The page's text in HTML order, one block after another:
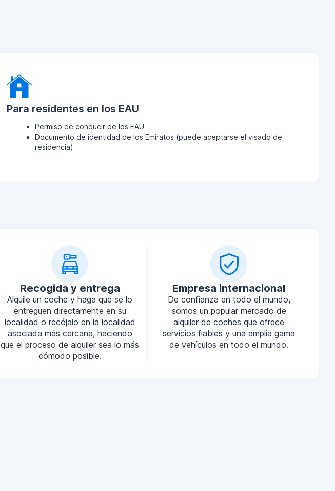
Para residentes en los EAU
Permiso de conducir de los EAU
Documento de identidad de los Emiratos (puede aceptarse el visado de
residencia)
Recogida y entrega
Alquile un coche y haga que se lo
entreguen directamente en su
localidad o recójalo en la localidad
asociada más cercana, haciendo
que el proceso de alquiler sea lo más
cómodo posible.
Empresa internacional
De confianza en todo el mundo,
somos un popular mercado de
alquiler de coches que ofrece
servicios fiables y una amplia gama
de vehículos en todo el mundo.